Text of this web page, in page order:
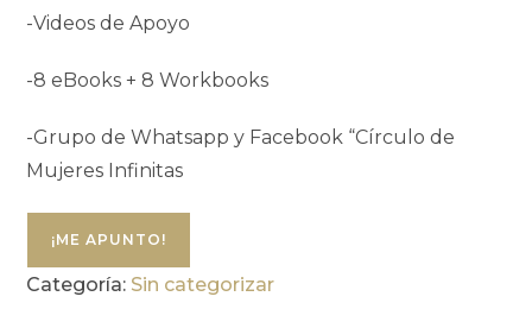
-Videos de Apoyo
-8 eBooks + 8 Workbooks
-Grupo de Whatsapp y Facebook “Círculo de
Mujeres Infinitas
¡ME APUNTO!
Categoría: Sin categorizar